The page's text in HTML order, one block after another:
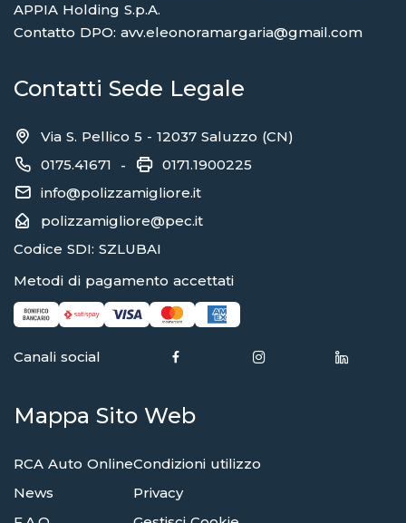
APPIA Holding S.p.A.
Contatto DPO: avv.eleonoramargaria@gmail.com
Contatti Sede Legale
Via S. Pellico 5 - 12037 Saluzzo (CN)
0175.41671 -
0171.1900225
info@polizzamigliore.it
polizzamigliore@pec.it
Codice SDI: SZLUBAI
Metodi di pagamento accettati
Canali social
Mappa Sito Web
RCA Auto Online
News
Condizioni utilizzo
Privacy